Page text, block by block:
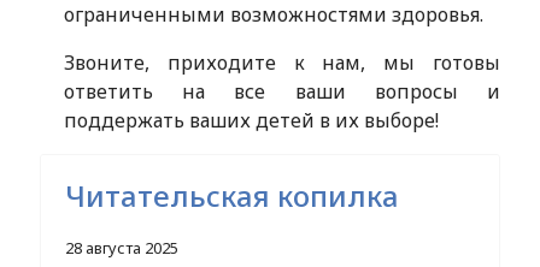
ограниченными возможностями здоровья.
Звоните, приходите к нам, мы готовы
ответить на все ваши вопросы и
поддержать ваших детей в их выборе!
Читательская копилка
28 августа 2025